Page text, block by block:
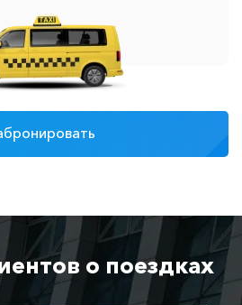
о поездках